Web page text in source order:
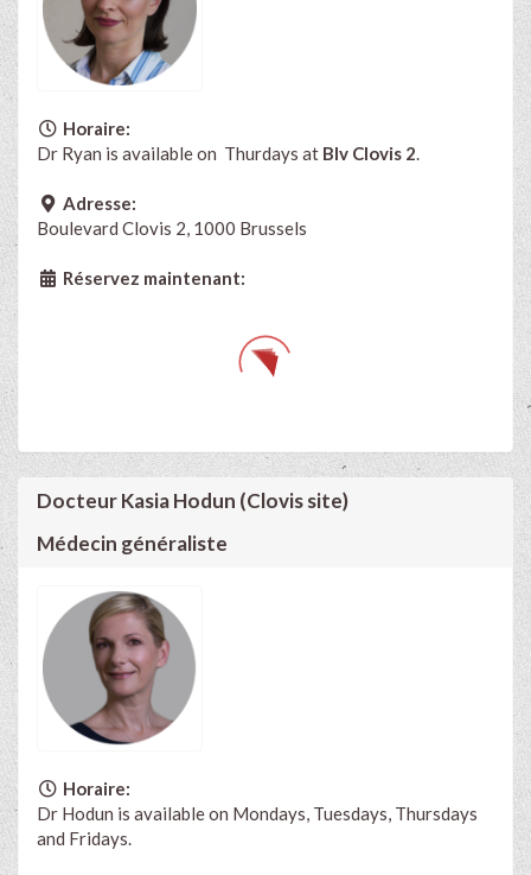
Horaire:
Dr Ryan is available on Thurdays at Blv Clovis 2
Adresse:
Boulevard Clovis 2, 1000 Brussels
Réservez maintenant:
Docteur Kasia Hodun (Clovis site)
Médecin généraliste
Horaire:
Dr Hodun is available on Mondays, Tuesdays, Thursdays
and Fridays.